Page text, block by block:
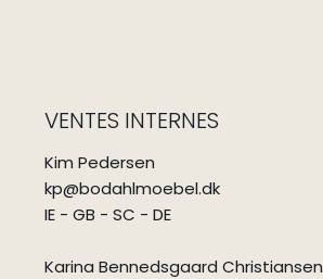
VENTES INTERNES
Kim Pedersen
kp@bodahlmoebel.dk
IE - GB - SC - DE
Karina Bennedsgaard Christiansen